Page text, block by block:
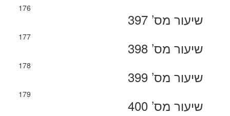
176
שיעור מס’ 397
177
שיעור מס’ 398
178
שיעור מס’ 399
179
שיעור מס’ 400